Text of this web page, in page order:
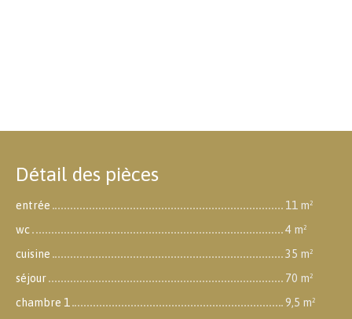
Détail des pièces
entrée
11 m²
wc
4 m²
cuisine
35 m²
séjour
70 m²
chambre 1
9,5 m²